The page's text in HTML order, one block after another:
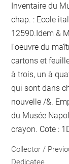
Inventaire du
chap. : Ecole
12590.Idem &
l'oeuvre du
cartons et
à trois, un à
qui sont dans
nouvelle /&.
du Musée
crayon. Cote :
Collector /
Dedicatee